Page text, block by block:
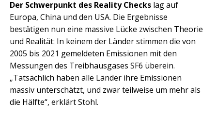
Der Schwerpunkt des Reality Checks lag auf
Europa, China und den USA. Die Ergebnisse
bestätigen nun eine massive Lücke zwischen Theorie
und Realität: In keinem der Länder stimmen die von
2005 bis 2021 gemeldeten Emissionen mit den
Messungen des Treibhausgases SF6 überein.
„Tatsächlich haben alle Länder ihre Emissionen
massiv unterschätzt, und zwar teilweise um mehr als
die Hälfte“, erklärt Stohl.